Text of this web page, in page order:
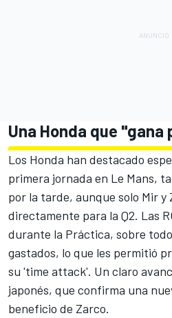
Una Honda que "gana
Los Honda han destacado
primera jornada en Le Mans,
por la tarde, aunque solo Mir y
directamente para la Q2. Las
durante la Práctica, sobre
gastados, lo que les permitió
su 'time attack'. Un claro
japonés, que confirma una
beneficio de Zarco.